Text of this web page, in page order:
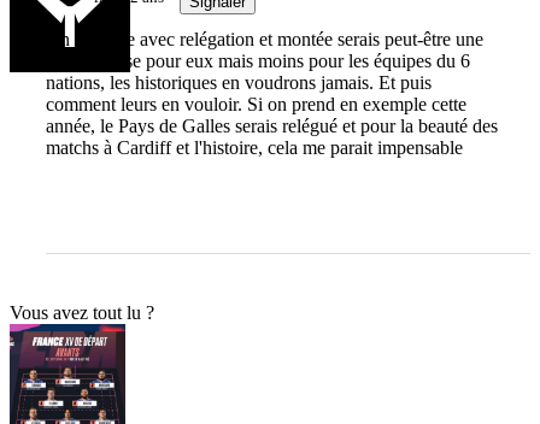
Un système avec relégation et montée serais peut-être une
bonne chose pour eux mais moins pour les équipes du 6
nations, les historiques en voudrons jamais. Et puis
comment leurs en vouloir. Si on prend en exemple cette
année, le Pays de Galles serais relégué et pour la beauté des
matchs à Cardiff et l'histoire, cela me parait impensable
Vous avez tout lu ?